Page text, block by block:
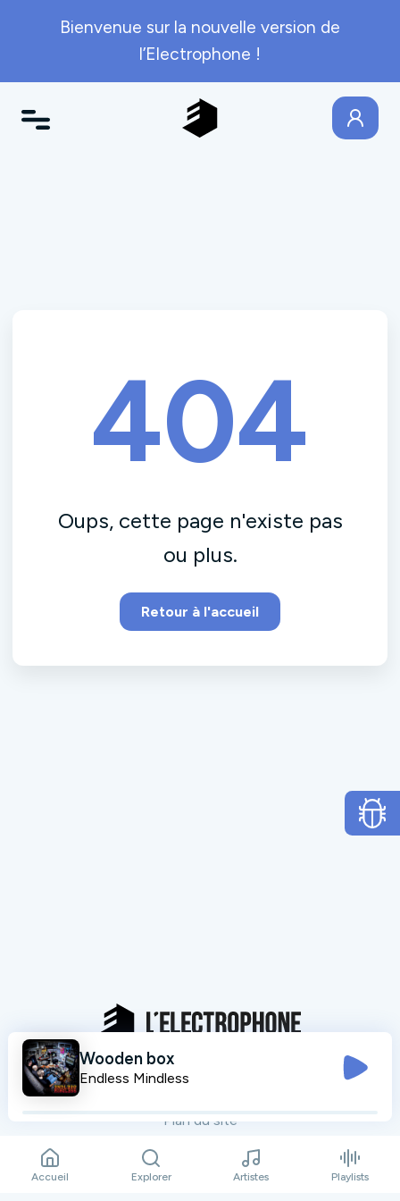
Bienvenue sur la nouvelle version de
l’Electrophone !
404
Oups, cette page n'existe pas
ou plus.
Retour à l'accueil
Mentions légales
Plan du site
Wooden box
Endless Mindless
Accueil Explorer Artistes Playlists